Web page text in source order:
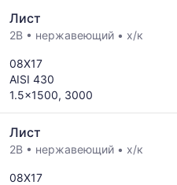
Лист
2B • нержавеющий • х/к
08Х17
AISI 430
1.5x1500, 3000
Лист
2B • нержавеющий • х/к
08Х17